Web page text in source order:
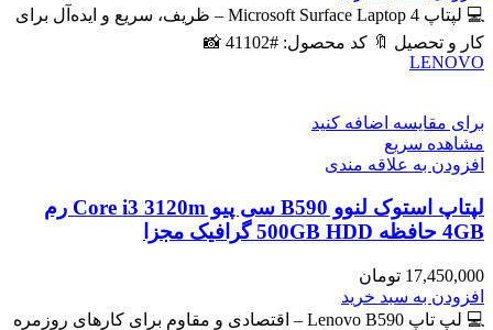
59,400,000 تومان
57,300,000 تومان
است.
💻 لپتاپ Microsoft Surface Laptop 4 – ظریف، سریع و ایده‌آل برای
کار و تحصیل 🔖 کد محصول: #41102 📸
LENOVO
برای مقایسه اضافه کنید
مشاهده سریع
افزودن به علاقه مندی
لپتاپ استوک لنوو B590 سی پیو Core i3 3120m رم
4GB حافظه 500GB HDD گرافیک مجزا
17,450,000 تومان
افزودن به سبد خرید
💻 لپ تاپ Lenovo B590 – اقتصادی و مقاوم برای کارهای روزمره